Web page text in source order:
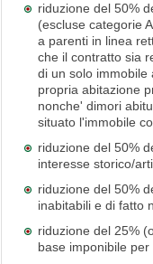
riduzione del 50%
(escluse categorie
a parenti in linea
che il contratto sia
di un solo immobile
propria abitazione
nonche' dimori
situato l'immobile
riduzione del 50%
interesse storico/
riduzione del 50%
inabitabili e di fatto
riduzione del 25%
base imponibile